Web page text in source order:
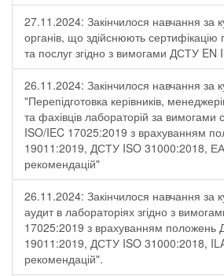
27.11.2024: Закінчилося навчання за
органів, що здійснюють сертифікацію
та послуг згідно з вимогами ДСТУ
26.11.2024: Закінчилося навчання за
"Перепідготовка керівників,
та фахівців лабораторій за
ISO/IEC 17025:2019 з врахуванням
19011:2019, ДСТУ ISO 31000:2018,
рекомендацій"
26.11.2024: Закінчилося навчання за
аудит в лабораторіях згідно з
17025:2019 з врахуванням положень
19011:2019, ДСТУ ISO 31000:2018,
рекомендацій".